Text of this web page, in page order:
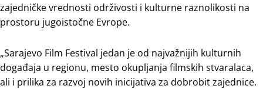
zajedničke vrednosti održivosti i kulturne raznolikosti na
prostoru jugoistočne Evrope.
„Sarajevo Film Festival jedan je od najvažnijih kulturnih
događaja u regionu, mesto okupljanja filmskih stvaralaca,
ali i prilika za razvoj novih inicijativa za dobrobit zajednice.